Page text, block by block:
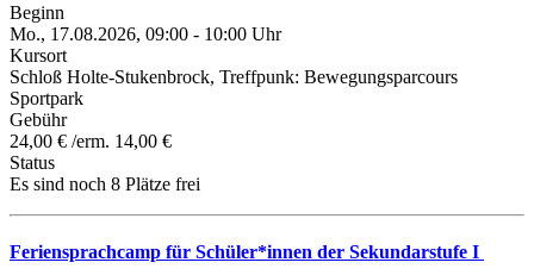
Beginn
Mo., 17.08.2026, 09:00 - 10:00 Uhr
Kursort
Schloß Holte-Stukenbrock, Treffpunk: Bewegungsparcours
Sportpark
Gebühr
24,00 € /erm. 14,00 €
Status
Es sind noch 8 Plätze frei
Feriensprachcamp für Schüler*innen der Sekundarstufe I